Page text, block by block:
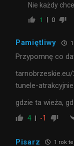
Nie każdy
1 0
Pamiętliwy
Przypomnę co
tunele-
gdzie ta wieża,
4 -1
Pisarz 1 rok